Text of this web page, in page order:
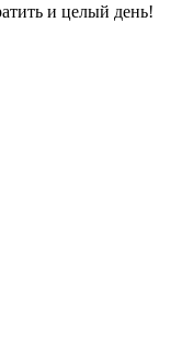
и целый день!